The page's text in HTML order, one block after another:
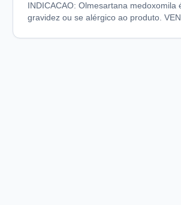
INDICACAO: Olmesartana
gravidez ou se alérgico ao produto.